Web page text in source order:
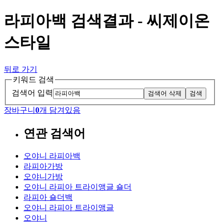
라피아백 검색결과 - 씨제이온
스타일
뒤로 가기
키워드 검색
검색어 입력
검색어 삭제 검색
장바구니 0개 담겨있음
연관 검색어
오야니 라피아백
라피아가방
오야니가방
오야니 라피아 트라이앵글 숄더
라피아 숄더백
오야니 라피아 트라이앵글
오야니